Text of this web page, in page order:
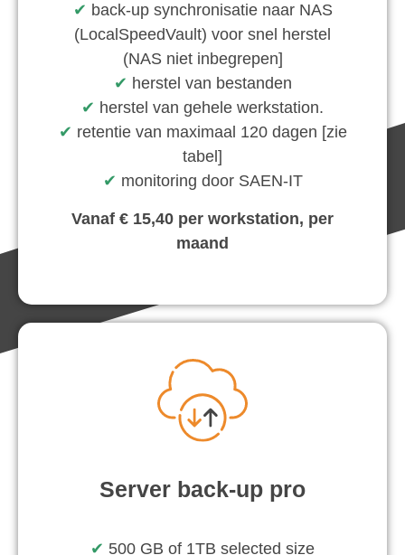
✔︎ back-up synchronisatie naar NAS
(LocalSpeedVault) voor snel herstel
(NAS niet inbegrepen]
✔︎ herstel van bestanden
✔︎ herstel van gehele werkstation.
✔︎ retentie van maximaal 120 dagen [zie
tabel]
✔︎ monitoring door SAEN-IT
Vanaf € 15,40 per workstation, per
maand
Server back-up pro
✔︎ 500 GB of 1TB selected size